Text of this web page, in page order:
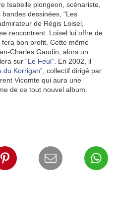
Isabelle plongeon, scénariste,
dessinées, “Les
de Régis Loisel,
rencontrent. Loisel lui offre de
bon profit. Cette même
Charles Gaudin, alors un
sur “Le Feul” . En 2002, il
du Korrigan” , collectif dirigé par
Vicomte qui aura une
de ce tout nouvel album.